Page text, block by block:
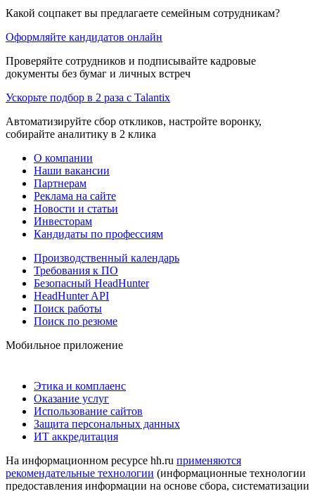
Какой соцпакет вы предлагаете семейным сотрудникам?
Оформляйте кандидатов онлайн
Проверяйте сотрудников и подписывайте кадровые
документы без бумаг и личных встреч
Ускорьте подбор в 2 раза с Talantix
Автоматизируйте сбор откликов, настройте воронку,
собирайте аналитику в 2 клика
О компании
Наши вакансии
Партнерам
Реклама на сайте
Новости и статьи
Инвесторам
Кандидаты по профессиям
Производственный календарь
Требования к ПО
Безопасный HeadHunter
HeadHunter API
Поиск работы
Поиск по резюме
Мобильное приложение
Этика и комплаенс
Оказание услуг
Использование сайтов
Защита персональных данных
ИТ аккредитация
На информационном ресурсе hh.ru применяются
рекомендательные технологии (информационные технологии
предоставления информации на основе сбора, систематизации